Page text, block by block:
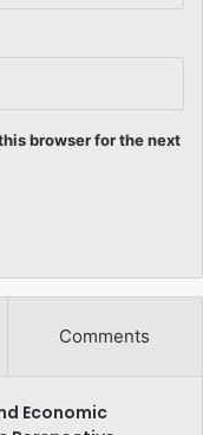
browser for the next
Comments
Economic